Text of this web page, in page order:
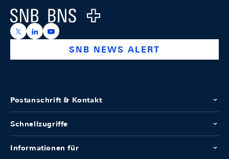
Logo
https://x.com/snb_bns
https://ch.linkedin.com/company/swiss-national-
https://www.youtube.com/@swissnationalbank
SNB NEWS ALERT
Postanschrift & Kontakt
Schnellzugriffe
Informationen für